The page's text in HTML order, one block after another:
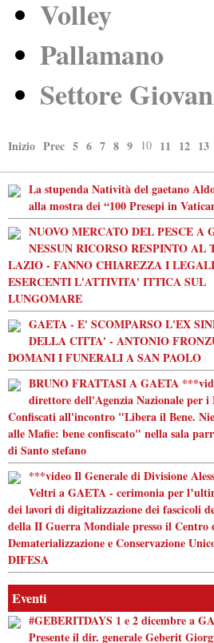
Volley
Pallamano
Settore
Inizio Prec 5 6 7 8 9 10 11 12 13
La stupenda Natività del gaetano
alla mostra dei “100 Presepi in
NUOVO MERCATO DEL PESCE A
NESSUN RICORSO RESPINTO AL
LAZIO - FANNO CHIAREZZA I
ESERCENTI L'ATTIVITA' ITTICA SUL
LUNGOMARE
GAETA - E' SCOMPARSO L'EX
DELLA CITTA' - ANTONIO
DOMANI I FUNERALI A SAN PAOLO
BRUNO FRATTASI A GAETA
direttore dell'Agenzia Nazionale per i
Confiscati all'incontro "Libera il Bene.
alle Mafie: bene confiscato" nella sala
di Santo stefano
***video Il Generale di Divisione
Veltri a GAETA - cerimonia per
dei lavori di digitalizzazione dei fascicoli
della II Guerra Mondiale presso il Centro
Dematerializzazione e Conservazione
DIFESA
Eventi
#GEBERITDAYS 1 e 2 dicembre a
Presente il dir. generale Geberit